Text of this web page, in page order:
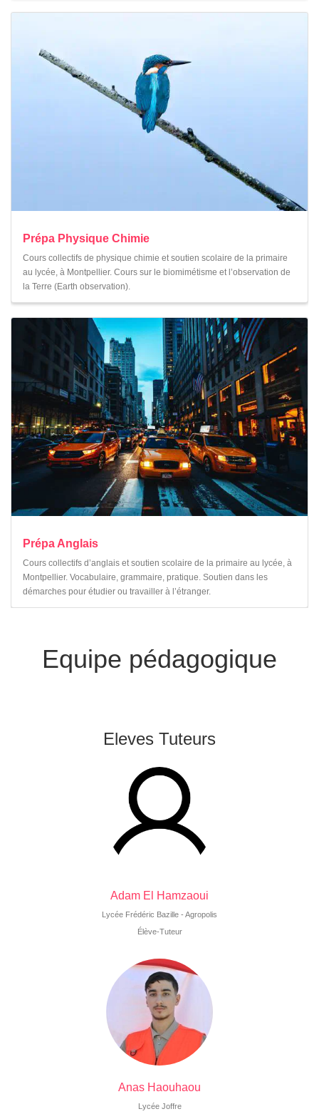
Prépa Physique Chimie
Cours collectifs de physique chimie et soutien scolaire de la primaire
au lycée, à Montpellier. Cours sur le biomimétisme et l’observation de
la Terre (Earth observation).
Prépa Anglais
Cours collectifs d’anglais et soutien scolaire de la primaire au lycée, à
Montpellier. Vocabulaire, grammaire, pratique. Soutien dans les
démarches pour étudier ou travailler à l’étranger.
Equipe pédagogique
Eleves Tuteurs
Adam El Hamzaoui
Lycée Frédéric Bazille - Agropolis
Élève-Tuteur
Anas Haouhaou
Lycée Joffre